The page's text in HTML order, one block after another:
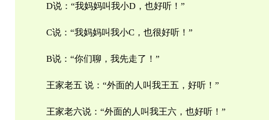
D说：“我妈妈叫我小D，也好听！”
C说：“我妈妈叫我小C，也很好听！”
B说：“你们聊，我先走了！”
王家老五 说：“外面的人叫我王五，好听！”
王家老六说：“外面的人叫我王六，也好听！”